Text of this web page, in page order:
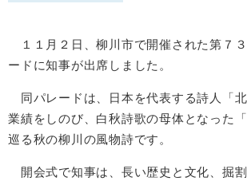
１１月２日、柳川市で開催された第７
ードに知事が出席しました。
同パレードは、日本を代表する詩人「
業績をしのび、白秋詩歌の母体となった
巡る秋の柳川の風物詩です。
開会式で知事は、長い歴史と文化、掘